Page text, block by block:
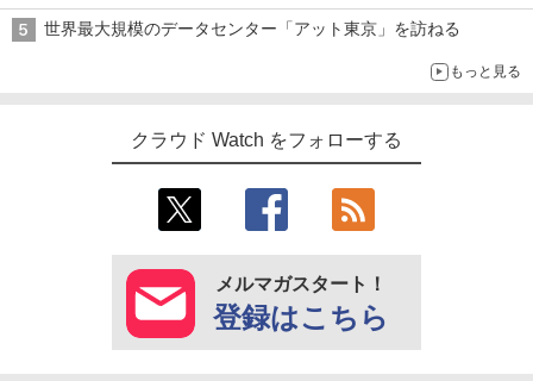
世界最大規模のデータセンター「アット東京」を訪ねる
もっと見る
クラウド Watch をフォローする
メルマガスタート！
登録はこちら